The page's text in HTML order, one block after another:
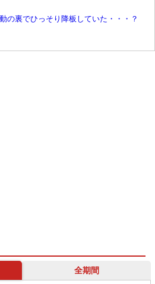
の裏でひっそり降板していた・・・？
全期間